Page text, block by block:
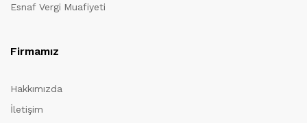
Esnaf Vergi Muafiyeti
Firmamız
Hakkımızda
İletişim